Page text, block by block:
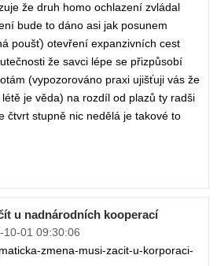
že druh homo ochlazení zvládal
bude to dáno asi jak posunem
poušť) otevření expanzivních cest
že savci lépe se přizpůsobí
(vypozorováno praxi ujišťuji vás že
je věda) na rozdíl od plazů ty radši
čtvrt stupně nic nedělá je takové to
u nadnárodních kooperací
10-01 09:30:06
zmena-musi-zacit-u-korporaci-